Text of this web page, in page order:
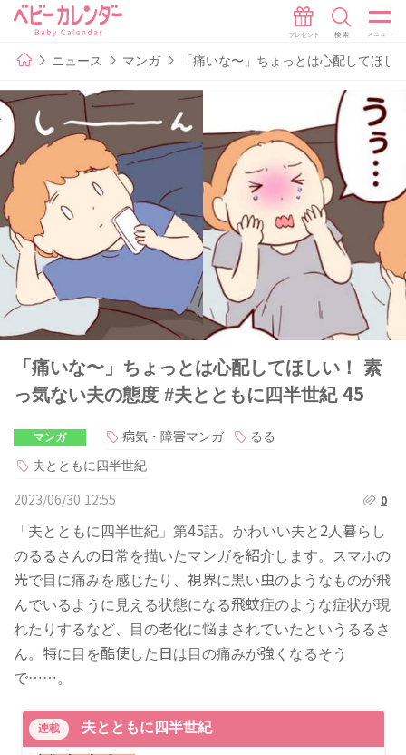
ニュース マンガ 「痛いな〜」ちょっとは心配してほ
「痛いな〜」ちょっとは心配してほしい！ 素
っ気ない夫の態度 #夫とともに四半世紀 45
マンガ 病気・障害マンガ
るる
夫とともに四半世紀
2023/06/30 12:55 0
「夫とともに四半世紀」第45話。かわいい夫と2人暮らし
のるるさんの日常を描いたマンガを紹介します。スマホの
光で目に痛みを感じたり、視界に黒い虫のようなものが飛
んでいるように見える状態になる飛蚊症のような症状が現
れたりするなど、目の老化に悩まされていたというるるさ
ん。特に目を酷使した日は目の痛みが強くなるそう
で……。
連載 夫とともに四半世紀